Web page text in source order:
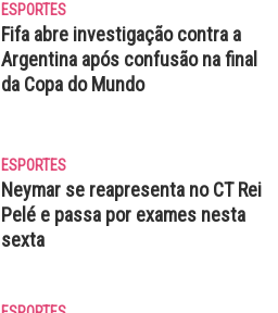
ESPORTES
Fifa abre investigação contra a
Argentina após confusão na final
da Copa do Mundo
ESPORTES
Neymar se reapresenta no CT Rei
Pelé e passa por exames nesta
sexta